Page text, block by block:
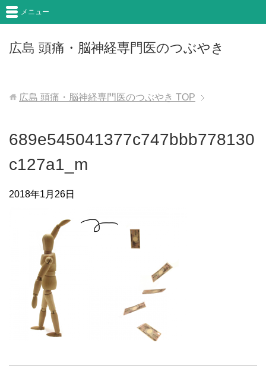
広島 頭痛・脳神経専門医のつぶやき
メニュー
広島 頭痛・脳神経専門医のつぶやき TOP
689e545041377c747bbb778130
c127a1_m
2018年1月26日